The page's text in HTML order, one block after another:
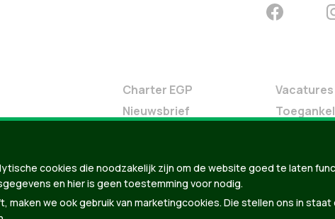
Charter EGP
Nieuwsbrief
Groen in je buurt
Meldpunt
Vacatures
cookies die noodzakelijk zijn om de website goed te laten
en hier is geen toestemming voor nodig.
maken we ook gebruik van marketingcookies. Die stellen ons in